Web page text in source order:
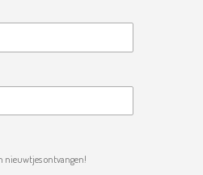
nieuwtjes ontvangen!